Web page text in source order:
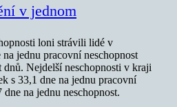
v jednom
loni strávili lidé v
jednu pracovní neschopnost
dnů. Nejdelší neschopnosti v kraji
s 33,1 dne na jednu pracovní
na jednu neschopnost.